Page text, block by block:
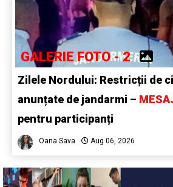
GALERIE FOTO - 2
Zilele Nordului: Restricții de
anunțate de jandarmi –
pentru participanți
Oana Sava Aug 06, 2026